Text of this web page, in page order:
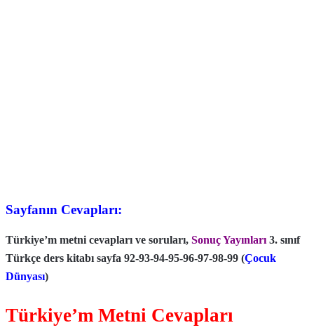
Sayfanın Cevapları:
Türkiye’m metni cevapları ve soruları, Sonuç Yayınları 3. sınıf
Türkçe ders kitabı sayfa 92-93-94-95-96-97-98-99 (Çocuk
Dünyası)
Türkiye’m Metni Cevapları